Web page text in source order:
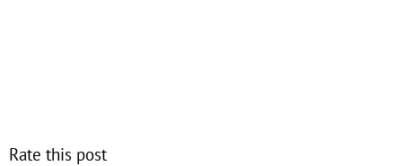
Rate this post